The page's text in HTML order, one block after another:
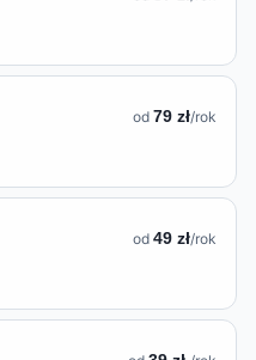
od 79 zł/rok
od 49 zł/rok